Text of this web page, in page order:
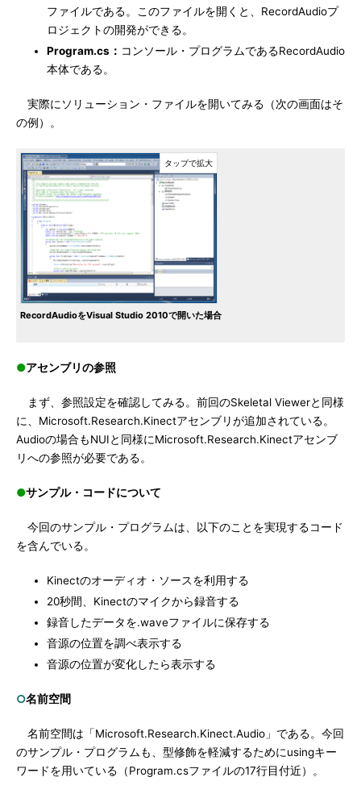
ファイルである。このファイルを開くと、RecordAudioプ
ロジェクトの開発ができる。
Program.cs： コンソール・プログラムであるRecordAudio
本体である。
実際にソリューション・ファイルを開いてみる（次の画面はそ
の例）。
RecordAudioをVisual Studio 2010で開いた場合
●アセンブリの参照
まず、参照設定を確認してみる。前回のSkeletal Viewerと同様
に、Microsoft.Research.Kinectアセンブリが追加されている。
Audioの場合もNUIと同様にMicrosoft.Research.Kinectアセンブ
リへの参照が必要である。
●サンプル・コードについて
今回のサンプル・プログラムは、以下のことを実現するコード
を含んでいる。
Kinectのオーディオ・ソースを利用する
20秒間、Kinectのマイクから録音する
録音したデータを.waveファイルに保存する
音源の位置を調べ表示する
音源の位置が変化したら表示する
○名前空間
名前空間は「Microsoft.Research.Kinect.Audio」である。今回
のサンプル・プログラムも、型修飾を軽減するためにusingキー
ワードを用いている（Program.csファイルの17行目付近）。